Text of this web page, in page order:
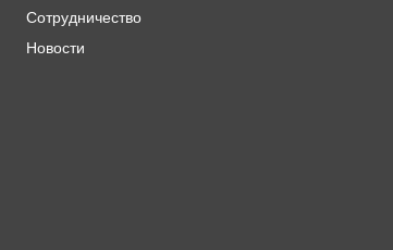
Сотрудничество
Новости